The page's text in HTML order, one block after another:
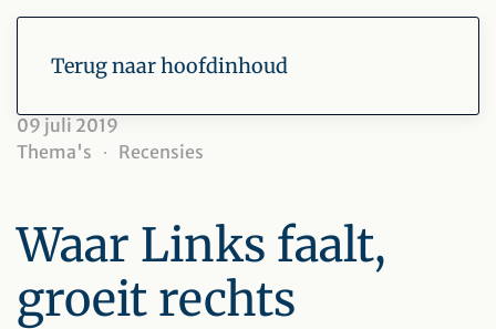
Terug naar hoofdinhoud
09 juli 2019
Thema's
Recensies
Waar Links faalt,
groeit rechts